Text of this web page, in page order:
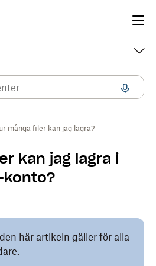
många filer kan jag lagra?
kan jag lagra i
konto?
här artikeln gäller för alla